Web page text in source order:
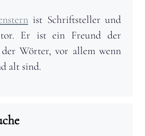
ist Schriftsteller und
Er ist ein Freund der
Wörter, vor allem wenn
alt sind.